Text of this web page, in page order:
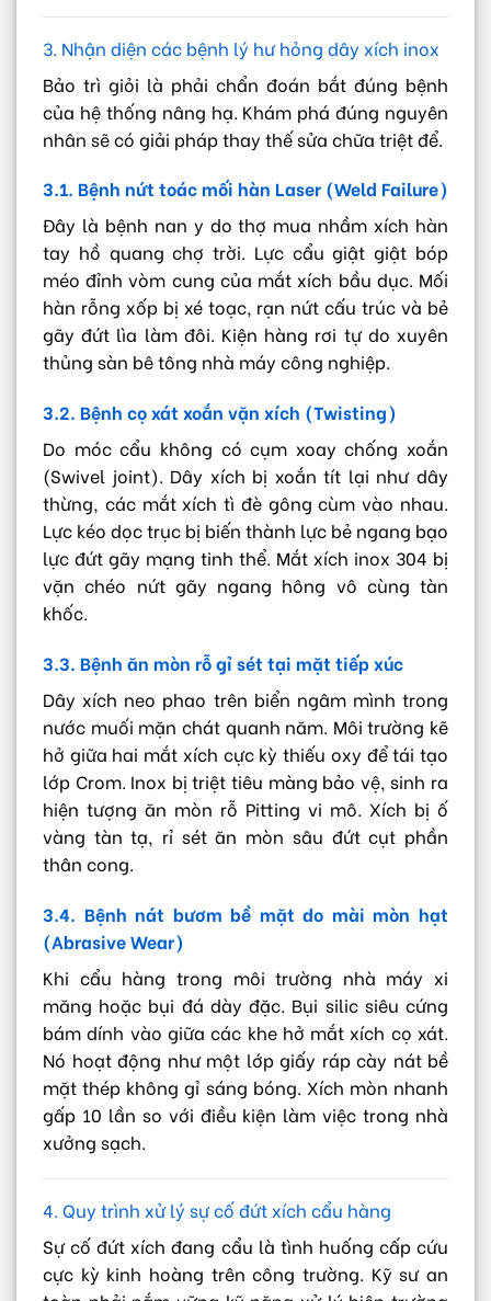
3. Nhận diện các bệnh lý hư hỏng dây xích inox
Bảo trì giỏi là phải chẩn đoán bắt đúng bệnh
của hệ thống nâng hạ. Khám phá đúng nguyên
nhân sẽ có giải pháp thay thế sửa chữa triệt để.
3.1. Bệnh nứt toác mối hàn Laser (Weld Failure)
Đây là bệnh nan y do thợ mua nhầm xích hàn
tay hồ quang chợ trời. Lực cẩu giật giật bóp
méo đỉnh vòm cung của mắt xích bầu dục. Mối
hàn rỗng xốp bị xé toạc, rạn nứt cấu trúc và bẻ
gãy đứt lìa làm đôi. Kiện hàng rơi tự do xuyên
thủng sàn bê tông nhà máy công nghiệp.
3.2. Bệnh cọ xát xoắn vặn xích (Twisting)
Do móc cẩu không có cụm xoay chống xoắn
(Swivel joint). Dây xích bị xoắn tít lại như dây
thừng, các mắt xích tì đè gông cùm vào nhau.
Lực kéo dọc trục bị biến thành lực bẻ ngang bạo
lực đứt gãy mạng tinh thể. Mắt xích inox 304 bị
vặn chéo nứt gãy ngang hông vô cùng tàn
khốc.
3.3. Bệnh ăn mòn rỗ gỉ sét tại mặt tiếp xúc
Dây xích neo phao trên biển ngâm mình trong
nước muối mặn chát quanh năm. Môi trường kẽ
hở giữa hai mắt xích cực kỳ thiếu oxy để tái tạo
lớp Crom. Inox bị triệt tiêu màng bảo vệ, sinh ra
hiện tượng ăn mòn rỗ Pitting vi mô. Xích bị ố
vàng tàn tạ, rỉ sét ăn mòn sâu đứt cụt phần
thân cong.
3.4. Bệnh nát bươm bề mặt do mài mòn hạt
(Abrasive Wear)
Khi cẩu hàng trong môi trường nhà máy xi
măng hoặc bụi đá dày đặc. Bụi silic siêu cứng
bám dính vào giữa các khe hở mắt xích cọ xát.
Nó hoạt động như một lớp giấy ráp cày nát bề
mặt thép không gỉ sáng bóng. Xích mòn nhanh
gấp 10 lần so với điều kiện làm việc trong nhà
xưởng sạch.
4. Quy trình xử lý sự cố đứt xích cẩu hàng
Sự cố đứt xích đang cẩu là tình huống cấp cứu
cực kỳ kinh hoàng trên công trường. Kỹ sư an